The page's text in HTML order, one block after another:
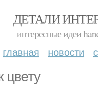
ДЕТАЛИ
интересные идеи
главная новости
цвету